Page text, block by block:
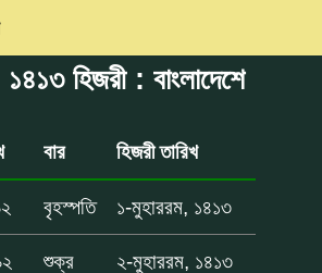
হিজরী : বাংলাদেশে
বার হিজরী তারিখ
বৃহস্পতি ১-মুহাররম, ১৪১৩
শুক্র ২-মুহাররম, ১৪১৩